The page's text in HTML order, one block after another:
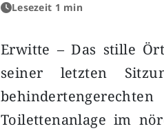
Lesezeit 1 min
Erwitte – Das stille
seiner letzten
Toilettenanlage im